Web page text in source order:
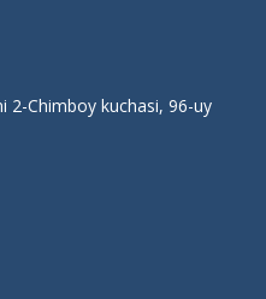
2-Chimboy kuchasi, 96-uy